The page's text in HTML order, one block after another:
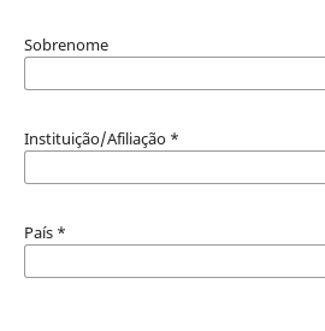
Sobrenome
Instituição/Afiliação *
País *